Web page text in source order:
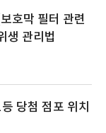
호막 필터 관련
생 관리법
당첨 점포 위치